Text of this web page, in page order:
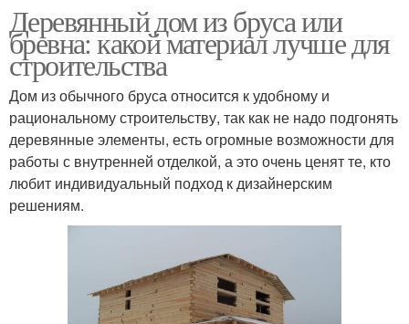
Деревянный дом из бруса или
бревна: какой материал лучше для
строительства
Дом из обычного бруса относится к удобному и
рациональному строительству, так как не надо подгонять
деревянные элементы, есть огромные возможности для
работы с внутренней отделкой, а это очень ценят те, кто
любит индивидуальный подход к дизайнерским
решениям.